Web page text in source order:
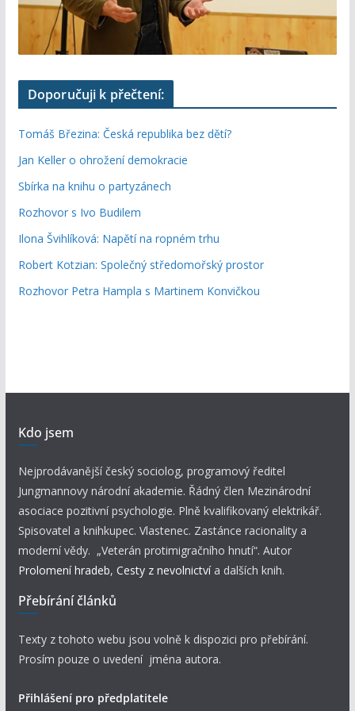
Doporučuji k přečtení:
Tomáš Březina: Česká republika bez dětí?
Jan Keller o ohrožení demokracie
Sbírka na knihu o partyzánech
Rozhovor s Ivo Budilem
Ilona Švihlíková: Napětí na ropném trhu
Robert Kotzian: Společný středomořský prostor
Rozhovor Petra Hampla s Martinem Konvičkou
Kdo jsem
Nejprodávanější český sociolog, programový ředitel
Jungmannovy národní akademie. Řádný člen Mezinárodní
asociace pozitivní psychologie. Plně kvalifikovaný elektrikář.
Spisovatel a knihkupec. Vlastenec. Zastánce racionality a
moderní vědy. „Veterán protimigračního hnutí“. Autor
Prolomení hradeb, Cesty z nevolnictví a dalších knih.
Přebírání článků
Texty z tohoto webu jsou volně k dispozici pro přebírání.
Prosím pouze o uvedení jména autora.
Přihlášení pro předplatitele